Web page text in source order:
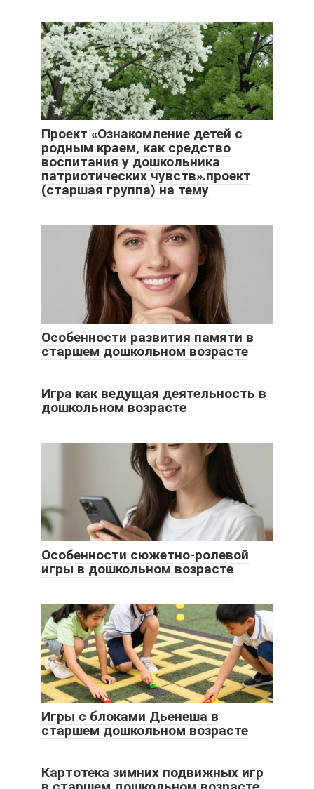
Проект «Ознакомление детей с
родным краем, как средство
воспитания у дошкольника
патриотических чувств».проект
(старшая группа) на тему
Особенности развития памяти в
старшем дошкольном возрасте
Игра как ведущая деятельность в
дошкольном возрасте
Особенности сюжетно-ролевой
игры в дошкольном возрасте
Игры с блоками Дьенеша в
старшем дошкольном возрасте
Картотека зимних подвижных игр